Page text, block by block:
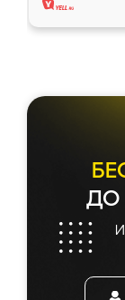
ДО